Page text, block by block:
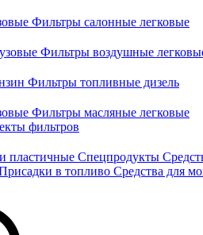
Фильтры салонные легковые
Фильтры воздушные
Фильтры топливные дизель
Фильтры масляные легковые
фильтров
пластичные Спецпродукты
в топливо Средства для